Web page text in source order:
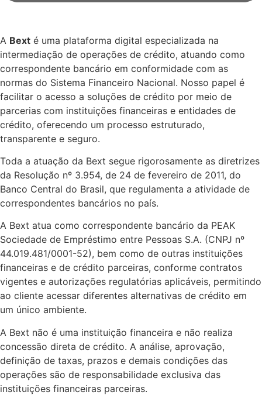
A Bext é uma plataforma digital especializada na
intermediação de operações de crédito, atuando como
correspondente bancário em conformidade com as
normas do Sistema Financeiro Nacional. Nosso papel é
facilitar o acesso a soluções de crédito por meio de
parcerias com instituições financeiras e entidades de
crédito, oferecendo um processo estruturado,
transparente e seguro.
Toda a atuação da Bext segue rigorosamente as diretrizes
da Resolução nº 3.954, de 24 de fevereiro de 2011, do
Banco Central do Brasil, que regulamenta a atividade de
correspondentes bancários no país.
A Bext atua como correspondente bancário da PEAK
Sociedade de Empréstimo entre Pessoas S.A. (CNPJ nº
44.019.481/0001-52), bem como de outras instituições
financeiras e de crédito parceiras, conforme contratos
vigentes e autorizações regulatórias aplicáveis, permitindo
ao cliente acessar diferentes alternativas de crédito em
um único ambiente.
A Bext não é uma instituição financeira e não realiza
concessão direta de crédito. A análise, aprovação,
definição de taxas, prazos e demais condições das
operações são de responsabilidade exclusiva das
instituições financeiras parceiras.